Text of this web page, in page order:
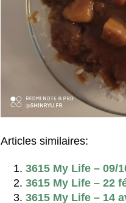
Articles similaires:
3615 My Life – 09/
3615 My Life – 22
3615 My Life – 14